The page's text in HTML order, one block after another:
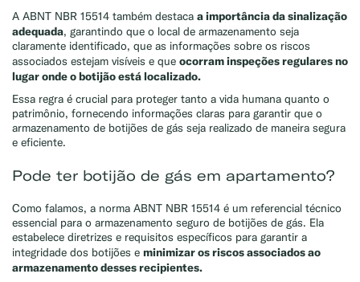
A ABNT NBR 15514 também destaca a importância da sinalização
adequada, garantindo que o local de armazenamento seja
claramente identificado, que as informações sobre os riscos
associados estejam visíveis e que ocorram inspeções regulares no
lugar onde o botijão está localizado.
Essa regra é crucial para proteger tanto a vida humana quanto o
patrimônio, fornecendo informações claras para garantir que o
armazenamento de botijões de gás seja realizado de maneira segura
e eficiente.
Pode ter botijão de gás em apartamento?
Como falamos, a norma ABNT NBR 15514 é um referencial técnico
essencial para o armazenamento seguro de botijões de gás. Ela
estabelece diretrizes e requisitos específicos para garantir a
integridade dos botijões e minimizar os riscos associados ao
armazenamento desses recipientes.